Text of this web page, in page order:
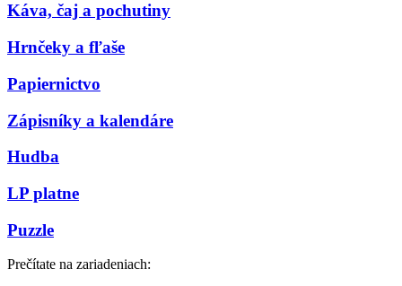
Káva, čaj a pochutiny
Hrnčeky a fľaše
Papiernictvo
Zápisníky a kalendáre
Hudba
LP platne
Puzzle
Prečítate na zariadeniach: